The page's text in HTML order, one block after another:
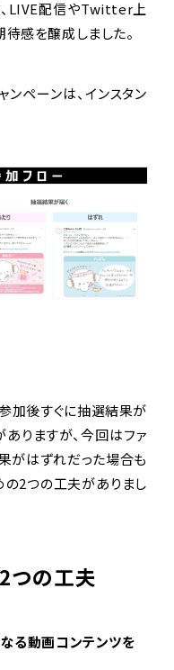
LIVE配信やTwitter上
感を醸成しました。
ペーンは、インスタン
加後すぐに抽選結果が
りますが、今回はファ
がはずれだった場合も
の2つの工夫がありまし
つの工夫
る動画コンテンツを